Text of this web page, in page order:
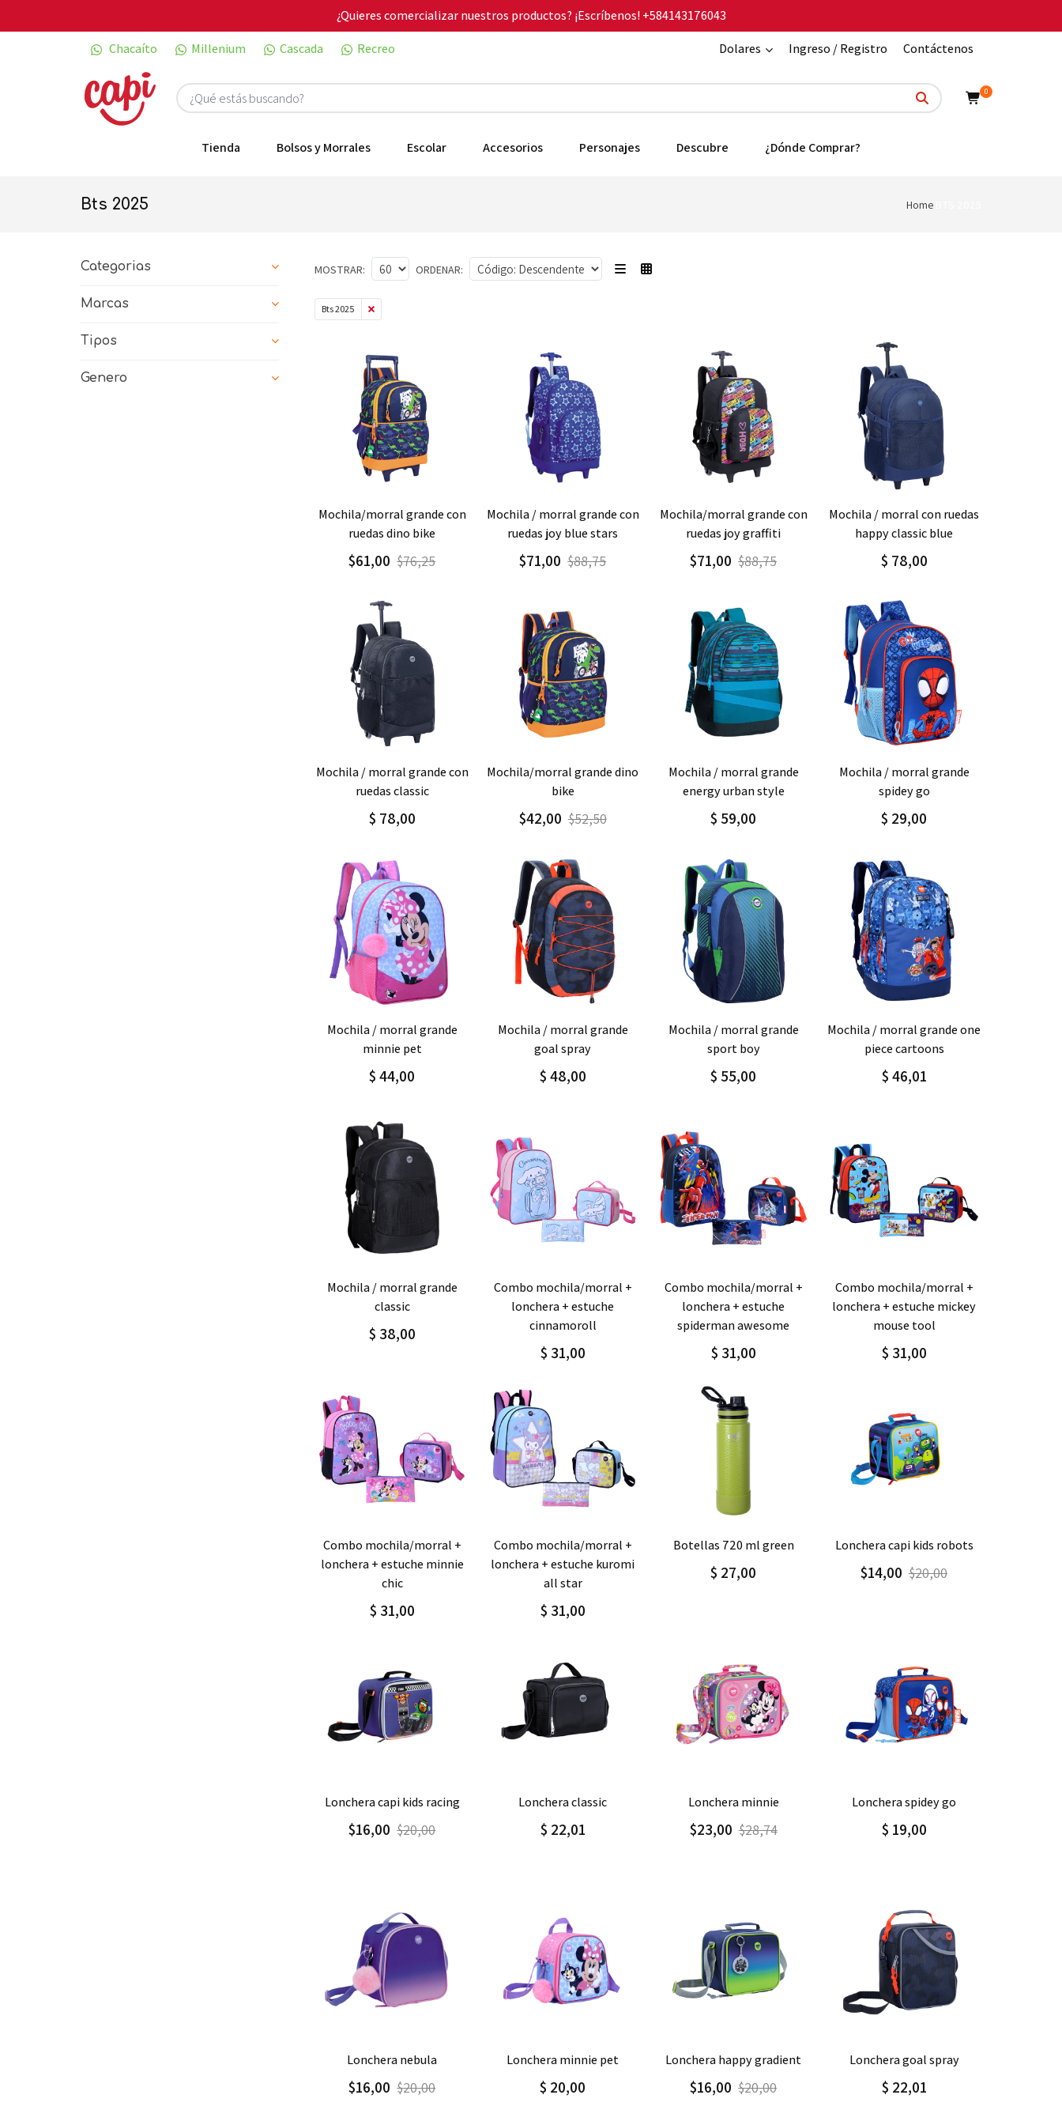
¿Quieres comercializar nuestros productos? ¡Escríbenos!+584143176043
Chacaíto
Millenium Cascada Recreo Dolares Ingreso / Registro Contáctenos
0
Tienda Bolsos y Morrales Escolar Accesorios Personajes Descubre ¿Dónde Comprar?
bts 2025 Home
MOSTRAR: ORDENAR:
Bts 2025
Agregar Detalle
mochila/morral grande con
ruedas dino bike
$61,00 $76,25
Agregar Detalle
mochila / morral grande con
ruedas joy blue stars
$71,00 $88,75
Agregar Detalle
mochila/morral grande con
ruedas joy graffiti
$71,00 $88,75
Agregar Detalle
mochila / morral con ruedas
happy classic blue
$ 78,00
Agregar Detalle
mochila / morral grande con
ruedas classic
$ 78,00
Agregar Detalle
mochila/morral grande dino
bike
$42,00 $52,50
Agregar Detalle
mochila / morral grande
energy urban style
$ 59,00
Agregar Detalle
mochila / morral grande
spidey go
$ 29,00
Agregar Detalle
mochila / morral grande
minnie pet
$ 44,00
Agregar Detalle
mochila / morral grande
goal spray
$ 48,00
Agregar Detalle
mochila / morral grande
sport boy
$ 55,00
Agregar Detalle
mochila / morral grande one
piece cartoons
$ 46,01
Agregar Detalle
mochila / morral grande
classic
$ 38,00
Agregar Detalle
combo mochila/morral +
lonchera + estuche
cinnamoroll
$ 31,00
Agregar Detalle
combo mochila/morral +
lonchera + estuche
spiderman awesome
$ 31,00
Agregar Detalle
combo mochila/morral +
lonchera + estuche mickey
mouse tool
$ 31,00
Agregar Detalle
combo mochila/morral +
lonchera + estuche minnie
chic
$ 31,00
Agregar Detalle
combo mochila/morral +
lonchera + estuche kuromi
all star
$ 31,00
Agregar Detalle
botellas 720 ml green
$ 27,00
Agregar Detalle
lonchera capi kids robots
$14,00 $20,00
Agregar Detalle
lonchera capi kids racing
$16,00 $20,00
Agregar Detalle
lonchera classic
$ 22,01
Agregar Detalle
lonchera minnie
$23,00 $28,74
Agregar Detalle
lonchera spidey go
$ 19,00
Agregar Detalle
lonchera nebula
$16,00 $20,00
Agregar Detalle
lonchera minnie pet
$ 20,00
Agregar Detalle
lonchera happy gradient
$16,00 $20,00
Agregar Detalle
lonchera goal spray
$ 22,01
Categorias
Marcas
Tipos
Genero